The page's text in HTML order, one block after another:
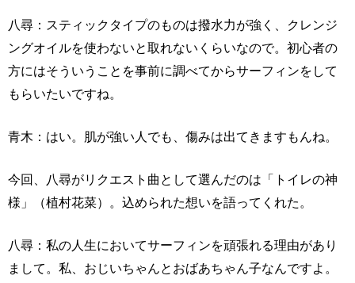
八尋：スティックタイプのものは撥水力が強く、クレンジ
ングオイルを使わないと取れないくらいなので。初心者の
方にはそういうことを事前に調べてからサーフィンをして
もらいたいですね。
青木：はい。肌が強い人でも、傷みは出てきますもんね。
今回、八尋がリクエスト曲として選んだのは「トイレの神
様」（植村花菜）。込められた想いを語ってくれた。
八尋：私の人生においてサーフィンを頑張れる理由があり
まして。私、おじいちゃんとおばあちゃん子なんですよ。